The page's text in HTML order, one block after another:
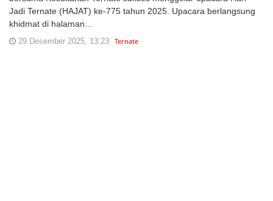
Jadi Ternate (HAJAT) ke-775 tahun 2025. Upacara berlangsung
khidmat di halaman…
29 Desember 2025, 13:23 Ternate